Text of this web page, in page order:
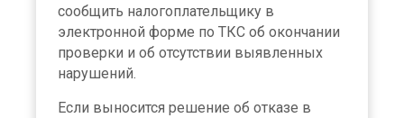
сообщить налогоплательщику в
электронной форме по ТКС об окончании
проверки и об отсутствии выявленных
нарушений.
Если выносится решение об отказе в